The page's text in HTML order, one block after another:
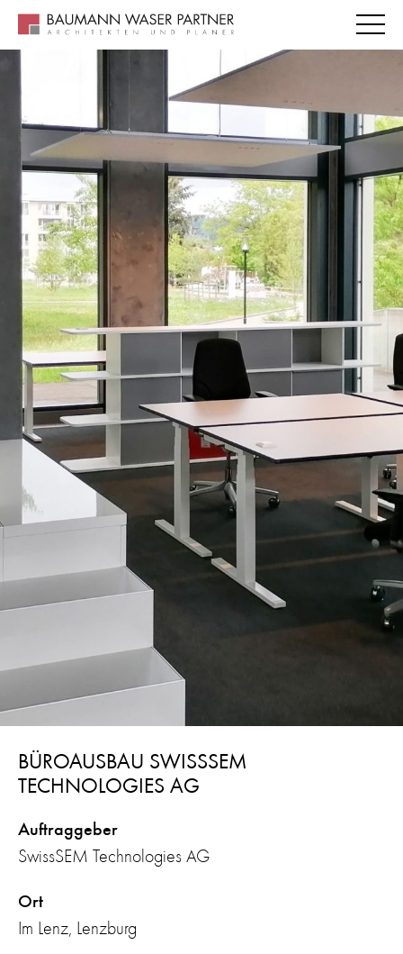
BÜROAUSBAU SWISSSEM
TECHNOLOGIES AG
Auftraggeber
SwissSEM Technologies AG
Ort
Im Lenz, Lenzburg